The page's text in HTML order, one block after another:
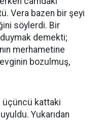
Vera bazen bir şeyi
söylerdi. Bir
demekti;
merhametine
bozulmuş,
üçüncü kattaki
Yukarıdan